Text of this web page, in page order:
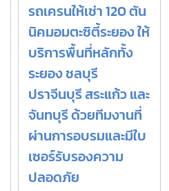
รถเครนให้เช่า 120 ตัน
นิคมอมตะซิตี้ระยอง ให้
บริการพื้นที่หลักทั้ง
ระยอง ชลบุรี
ปราจีนบุรี สระแก้ว และ
จันทบุรี ด้วยทีมงานที่
ผ่านการอบรมและมีใบ
เซอร์รับรองความ
ปลอดภัย